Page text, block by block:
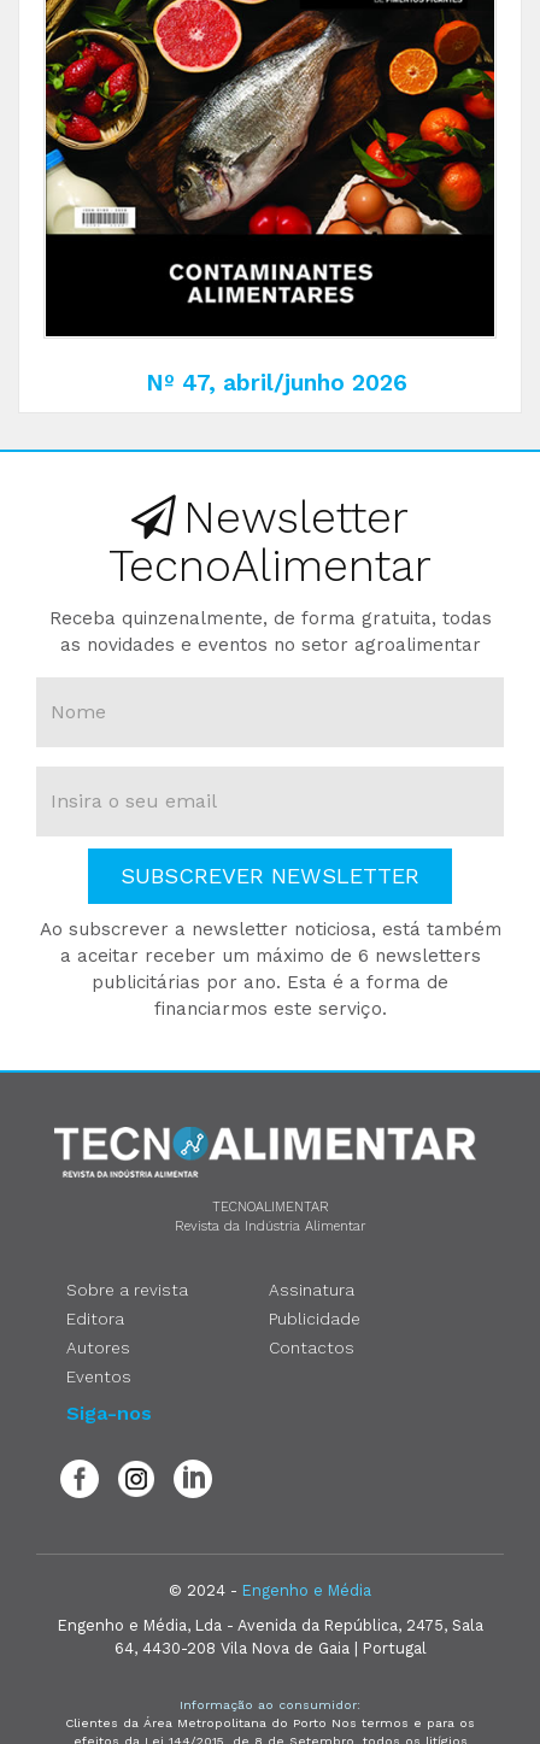
Nº 47, abril/junho 2026
Newsletter
TecnoAlimentar
Receba quinzenalmente, de forma gratuita, todas
as novidades e eventos no setor agroalimentar
SUBSCREVER NEWSLETTER
Ao subscrever a newsletter noticiosa, está também
a aceitar receber um máximo de 6 newsletters
publicitárias por ano. Esta é a forma de
financiarmos este serviço.
TECNOALIMENTAR
Revista da Indústria Alimentar
Sobre a revista
Editora
Autores
Eventos
Assinatura
Publicidade
Contactos
Siga-nos
© 2024 - Engenho e Média
Engenho e Média, Lda - Avenida da República, 2475, Sala
64, 4430-208 Vila Nova de Gaia | Portugal
Informação ao consumidor:
Clientes da Área Metropolitana do Porto Nos termos e para os
efeitos da Lei 144/2015, de 8 de Setembro, todos os litígios